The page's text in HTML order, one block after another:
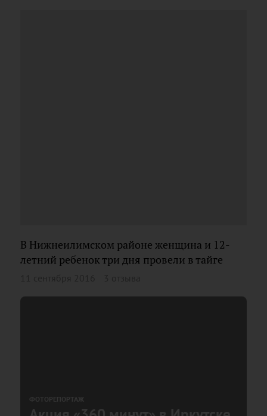
В Нижнеилимском районе женщина и 12-
летний ребенок три дня провели в тайге
ФОТОРЕПОРТАЖ